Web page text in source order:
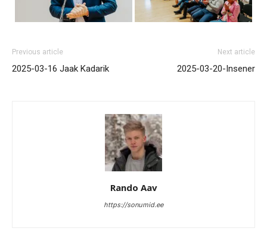
Previous article
2025-03-16 Jaak Kadarik
Next article
2025-03-20-Insener
Rando Aav
https://sonumid.ee